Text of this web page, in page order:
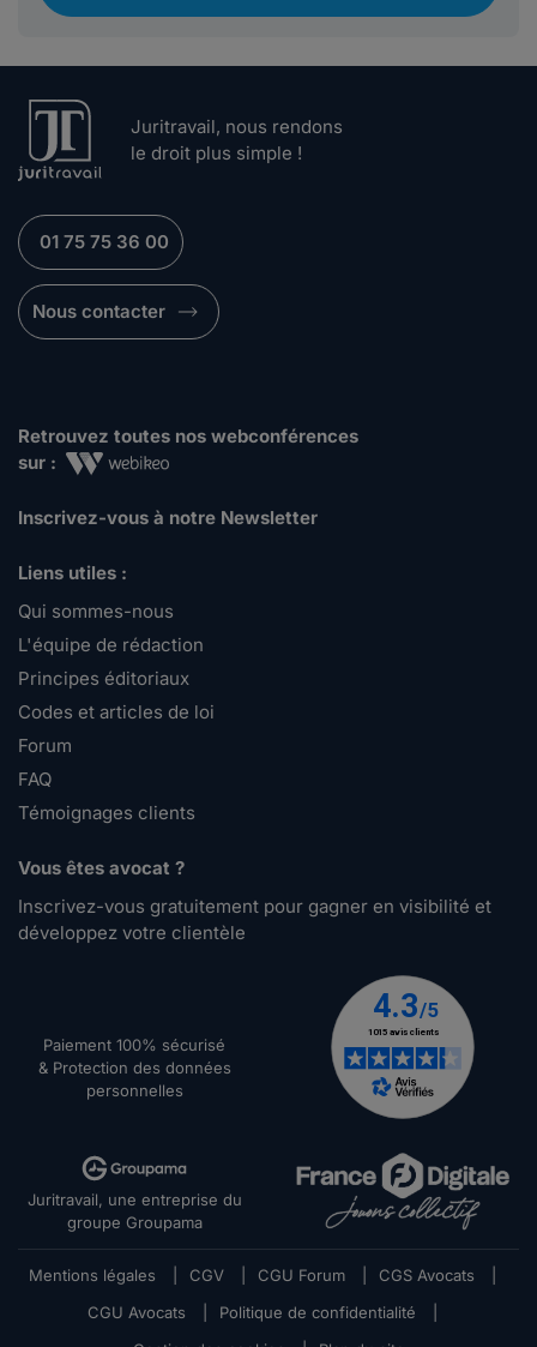
Juritravail, nous rendons
le droit plus simple !
01 75 75 36 00
Nous contacter
Retrouvez toutes nos webconférences
sur :
Inscrivez-vous à notre Newsletter
Liens utiles :
Qui sommes-nous
L'équipe de rédaction
Principes éditoriaux
Codes et articles de loi
Forum
FAQ
Témoignages clients
Vous êtes avocat ?
Inscrivez-vous gratuitement pour gagner en visibilité et
développez votre clientèle
Paiement 100% sécurisé
& Protection des données
personnelles
Juritravail, une entreprise du
groupe Groupama
Mentions légales CGV CGU Forum CGS Avocats
CGU Avocats
Politique de confidentialité